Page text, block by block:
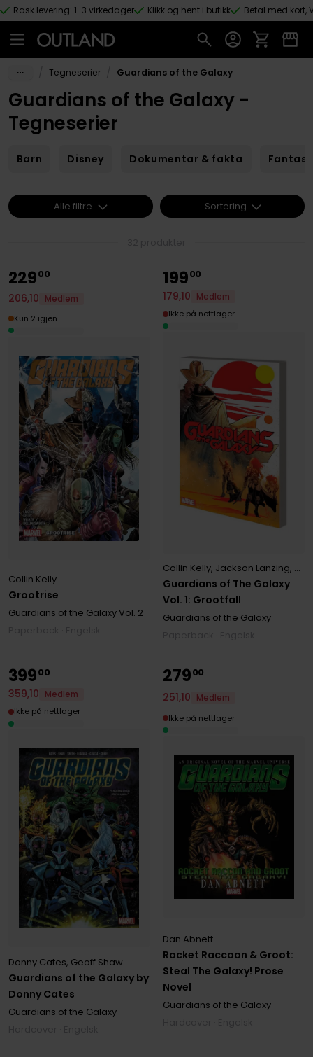
Hopp til hovedinnhold
Rask levering: 1-3 virkedager Klikk og hent i butikk Betal med kort,
Tegneserier Guardians of the Galaxy
Guardians of the Galaxy -
Tegneserier
Barn Disney Dokumentar & fakta Fantasy
Grootrise
Collin Kelly
Guardians of the GalaxyVol. 2
22900
206,10
Medlem
Kun 2 igjen
Guardians of The Galaxy
Vol. 1: Grootfall
Collin Kelly, Jackson Lanzing,
Guardians of the Galaxy
19900
179,10
Medlem
Ikke på nettlager
Guardians of the Galaxy by
Donny Cates
Donny Cates, Geoff Shaw
Guardians of the Galaxy
39900
359,10
Medlem
Ikke på nettlager
Rocket Raccoon & Groot:
Steal The Galaxy! Prose
Novel
Dan Abnett
Guardians of the Galaxy
27900
251,10
Medlem
Ikke på nettlager
Alle filtre Sortering